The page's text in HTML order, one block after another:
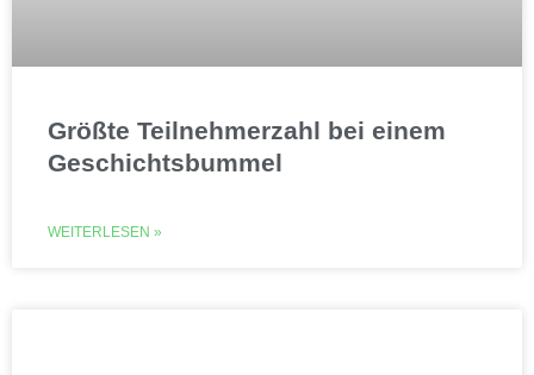
Größte Teilnehmerzahl bei einem
Geschichtsbummel
WEITERLESEN »